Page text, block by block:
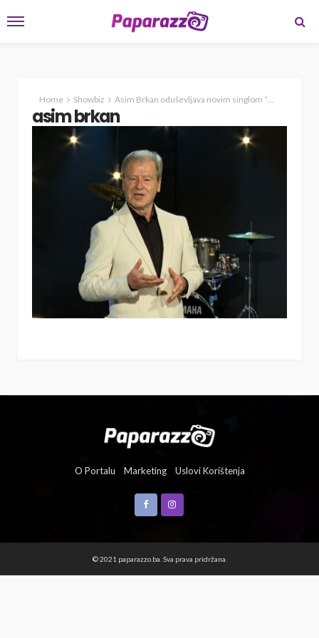
Home Showbiz Asim Brkan oduševljava novim singlom “O tom po tom”
asim brkan
O Portalu Marketing Uslovi Korištenja
© 2021 paparazzo.ba. Sva prava pridržana.